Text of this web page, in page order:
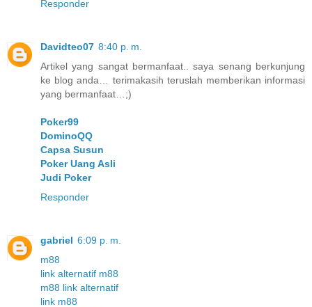
Responder
Davidteo07 8:40 p. m.
Artikel yang sangat bermanfaat.. saya senang berkunjung
ke blog anda… terimakasih teruslah memberikan informasi
yang bermanfaat…;)
Poker99
DominoQQ
Capsa Susun
Poker Uang Asli
Judi Poker
Responder
gabriel 6:09 p. m.
m88
link alternatif m88
m88 link alternatif
link m88